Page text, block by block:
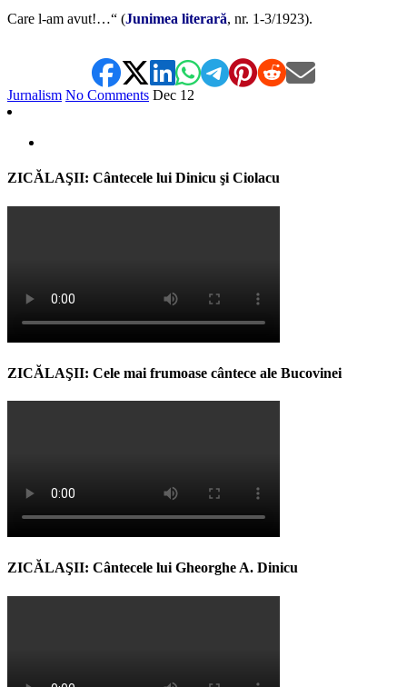
Care l-am avut!…“ (Junimea literară, nr. 1-3/1923).
Jurnalism No Comments Dec 12
ZICĂLAŞII: Cântecele lui Dinicu şi Ciolacu
ZICĂLAŞII: Cele mai frumoase cântece ale Bucovinei
ZICĂLAŞII: Cântecele lui Gheorghe A. Dinicu